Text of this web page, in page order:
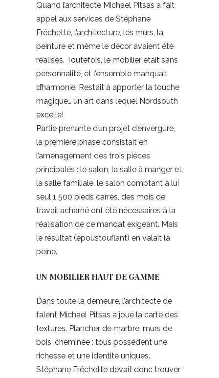
Quand l’architecte Michael Pitsas a fait
appel aux services de Stéphane
Fréchette, l’architecture, les murs, la
peinture et même le décor avaient été
réalisés. Toutefois, le mobilier était sans
personnalité, et l’ensemble manquait
d’harmonie. Restait à apporter la touche
magique… un art dans lequel Nordsouth
excelle!
Partie prenante d’un projet d’envergure,
la première phase consistait en
l’aménagement des trois pièces
principales : le salon, la salle à manger et
la salle familiale. le salon comptant à lui
seul 1 500 pieds carrés, des mois de
travail acharné ont été nécessaires à la
réalisation de ce mandat exigeant. Mais
le résultat (époustouflant) en valait la
peine.
UN MOBILIER HAUT DE GAMME
Dans toute la demeure, l’architecte de
talent Michael Pitsas a joué la carte des
textures. Plancher de marbre, murs de
bois, cheminée : tous possèdent une
richesse et une identité uniques.
Stéphane Fréchette devait donc trouver